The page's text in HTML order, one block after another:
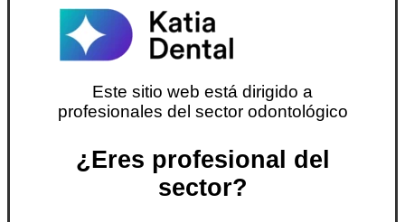
Este sitio web está dirigido a
profesionales del sector odontológico
¿Eres profesional del
sector?